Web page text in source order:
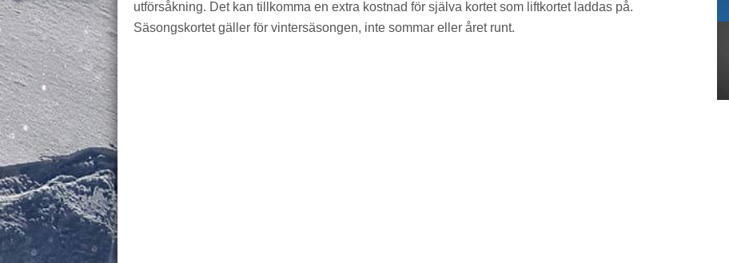
utförsåkning. Det kan tillkomma en extra kostnad för själva kortet som liftkortet laddas på.
Säsongskortet gäller för vintersäsongen, inte sommar eller året runt.